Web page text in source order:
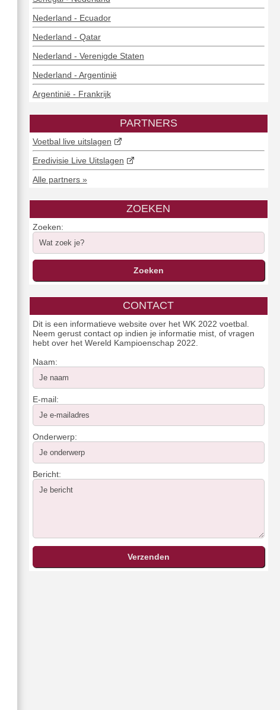
Nederland - Ecuador
Nederland - Qatar
Nederland - Verenigde Staten
Nederland - Argentinië
Argentinië - Frankrijk
PARTNERS
Voetbal live uitslagen
Eredivisie Live Uitslagen
Alle partners »
ZOEKEN
Zoeken:
CONTACT
Dit is een informatieve website over het WK 2022 voetbal.
Neem gerust contact op indien je informatie mist, of vragen
hebt over het Wereld Kampioenschap 2022.
Naam:
E-mail:
Onderwerp:
Bericht: